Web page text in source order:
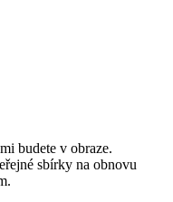
budete v obraze.
sbírky na obnovu